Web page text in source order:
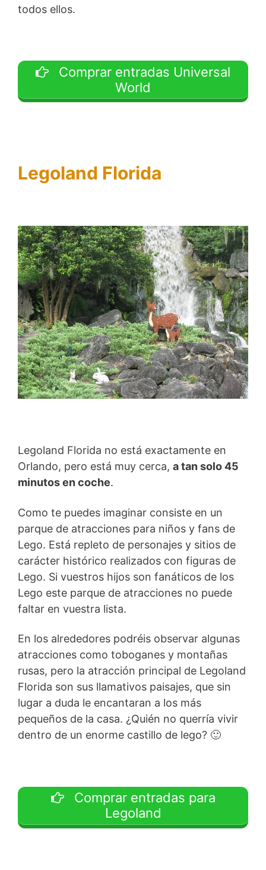
todos ellos.
Comprar entradas Universal
World
Legoland Florida
Legoland Florida no está exactamente en
Orlando, pero está muy cerca, a tan solo 45
minutos en coche.
Como te puedes imaginar consiste en un
parque de atracciones para niños y fans de
Lego. Está repleto de personajes y sitios de
carácter histórico realizados con figuras de
Lego. Si vuestros hijos son fanáticos de los
Lego este parque de atracciones no puede
faltar en vuestra lista.
En los alrededores podréis observar algunas
atracciones como toboganes y montañas
rusas, pero la atracción principal de Legoland
Florida son sus llamativos paisajes, que sin
lugar a duda le encantaran a los más
pequeños de la casa. ¿Quién no querría vivir
dentro de un enorme castillo de lego? 🙂
Comprar entradas para
Legoland